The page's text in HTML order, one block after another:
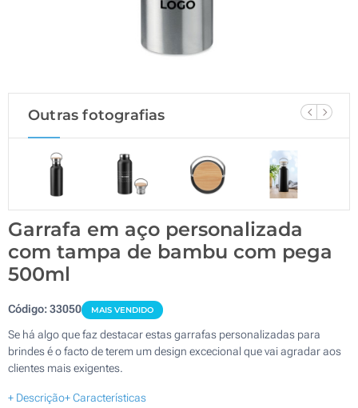
Outras fotografias
Garrafa em aço personalizada
com tampa de bambu com pega
500ml
Código:33050 MAIS VENDIDO
Se há algo que faz destacar estas garrafas personalizadas para
brindes é o facto de terem um design excecional que vai agradar aos
clientes mais exigentes.
+ Descrição+ Características